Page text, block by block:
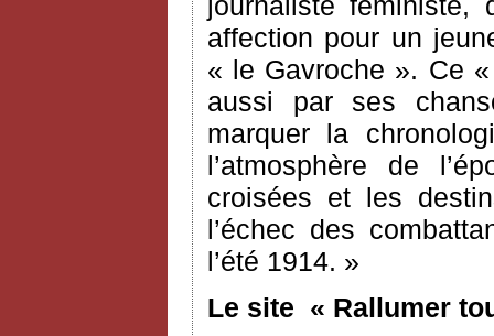
affection pour un
« le Gavroche ». Ce
aussi par ses
marquer la
l’atmosphère de
croisées et les
l’échec des
l’été 1914. »
Le site « Rallumer